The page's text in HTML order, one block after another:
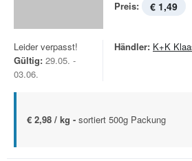
Preis: € 1,49
Leider verpasst!
Gültig: 29.05. -
03.06.
Händler: K+K
€ 2,98 / kg - sortiert 500g Packung